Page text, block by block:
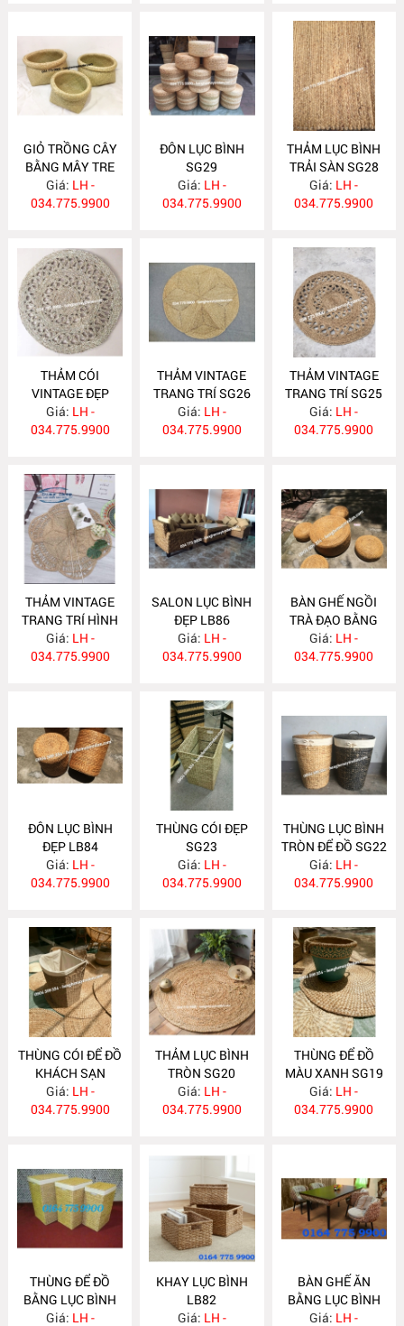
GIỎ TRỒNG CÂY
BẰNG MÂY TRE
ĐAN SG30
Giá: LH -
034.775.9900
ĐÔN LỤC BÌNH
SG29
Giá: LH -
034.775.9900
THẢM LỤC BÌNH
TRẢI SÀN SG28
Giá: LH -
034.775.9900
THẢM CÓI
VINTAGE ĐẸP
SG27
Giá: LH -
034.775.9900
THẢM VINTAGE
TRANG TRÍ SG26
Giá: LH -
034.775.9900
THẢM VINTAGE
TRANG TRÍ SG25
Giá: LH -
034.775.9900
THẢM VINTAGE
TRANG TRÍ HÌNH
HOA SG24
Giá: LH -
034.775.9900
SALON LỤC BÌNH
ĐẸP LB86
Giá: LH -
034.775.9900
BÀN GHẾ NGỒI
TRÀ ĐẠO BẰNG
LỤC BÌNH LB85
Giá: LH -
034.775.9900
ĐÔN LỤC BÌNH
ĐẸP LB84
Giá: LH -
034.775.9900
THÙNG CÓI ĐẸP
SG23
Giá: LH -
034.775.9900
THÙNG LỤC BÌNH
TRÒN ĐỂ ĐỒ SG22
Giá: LH -
034.775.9900
THÙNG CÓI ĐỂ ĐỒ
KHÁCH SẠN
SANG TRỌNG
SG21
Giá: LH -
034.775.9900
THẢM LỤC BÌNH
TRÒN SG20
Giá: LH -
034.775.9900
THÙNG ĐỂ ĐỒ
MÀU XANH SG19
Giá: LH -
034.775.9900
THÙNG ĐỂ ĐỒ
BẰNG LỤC BÌNH
LB83
Giá: LH -
KHAY LỤC BÌNH
LB82
Giá: LH -
BÀN GHẾ ĂN
BẰNG LỤC BÌNH
ĐẸP LB80
Giá: LH -